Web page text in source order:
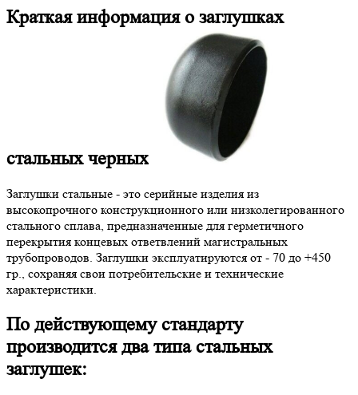
Краткая информация о заглушках
стальных черных
Заглушки стальные - это серийные изделия из
высокопрочного конструкционного или низколегированного
стального сплава, предназначенные для герметичного
перекрытия концевых ответвлений магистральных
трубопроводов. Заглушки эксплуатируются от - 70 до +450
гр., сохраняя свои потребительские и технические
характеристики.
По действующему стандарту
производится два типа стальных
заглушек: